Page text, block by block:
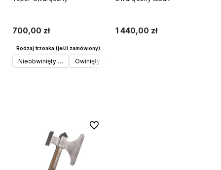
700,00 zł
Rodzaj trzonka (jeśli zamówiony):
Nieobwinięty materiałemOwinięty czarnym materiałem (+€15)
1 440,00 zł
Do ulubionych